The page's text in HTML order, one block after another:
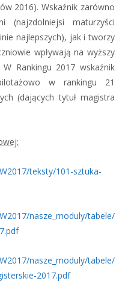
2016). Wskaźnik zarówno
(najzdolniejsi maturzyści
najlepszych), jak i tworzy
wpływają na wyższy
Rankingu 2017 wskaźnik
w rankingu 21
(dających tytuł magistra
teksty/101-sztuka-
nasze_moduly/tabele/
nasze_moduly/tabele/
2017.pdf